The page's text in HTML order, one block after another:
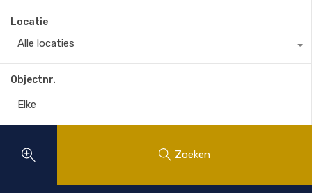
Locatie
Alle locaties
Objectnr.
Zoeken